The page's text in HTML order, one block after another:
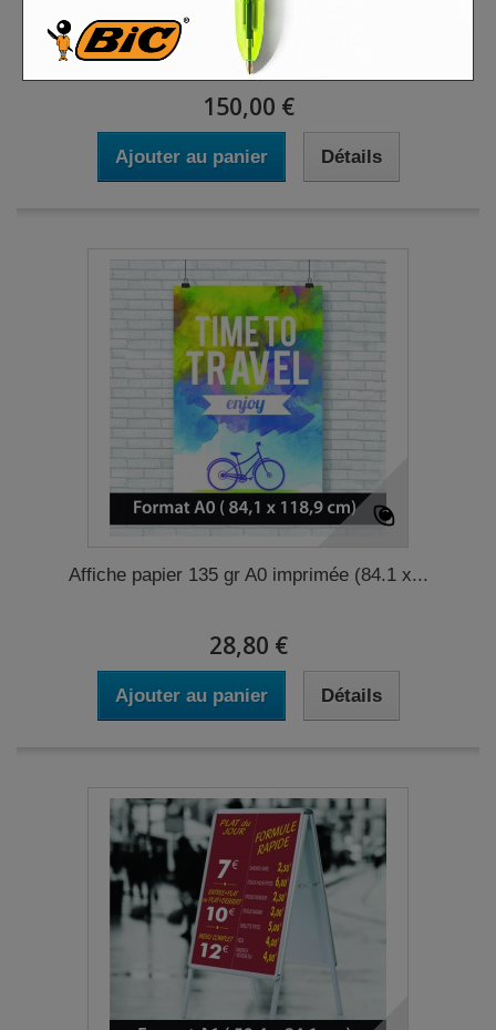
Bâche micro perforée imprimée 400 x 80 cm...
150,00 €
Ajouter au panier Détails
Affiche papier 135 gr A0 imprimée (84.1 x...
28,80 €
Ajouter au panier Détails